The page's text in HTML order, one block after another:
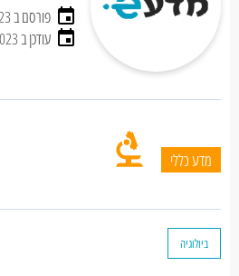
פורסם ב 17/04/2023
עודכן ב 06/10/2023
מדע כללי
ביולוגיה